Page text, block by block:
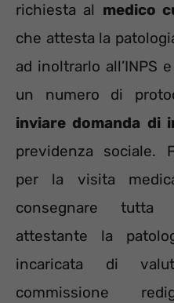
richiesta al medico
che attesta la
ad inoltrarlo all’INPS
un numero di
inviare domanda di
previdenza sociale.
per la visita
consegnare
attestante la
incaricata di
commissione